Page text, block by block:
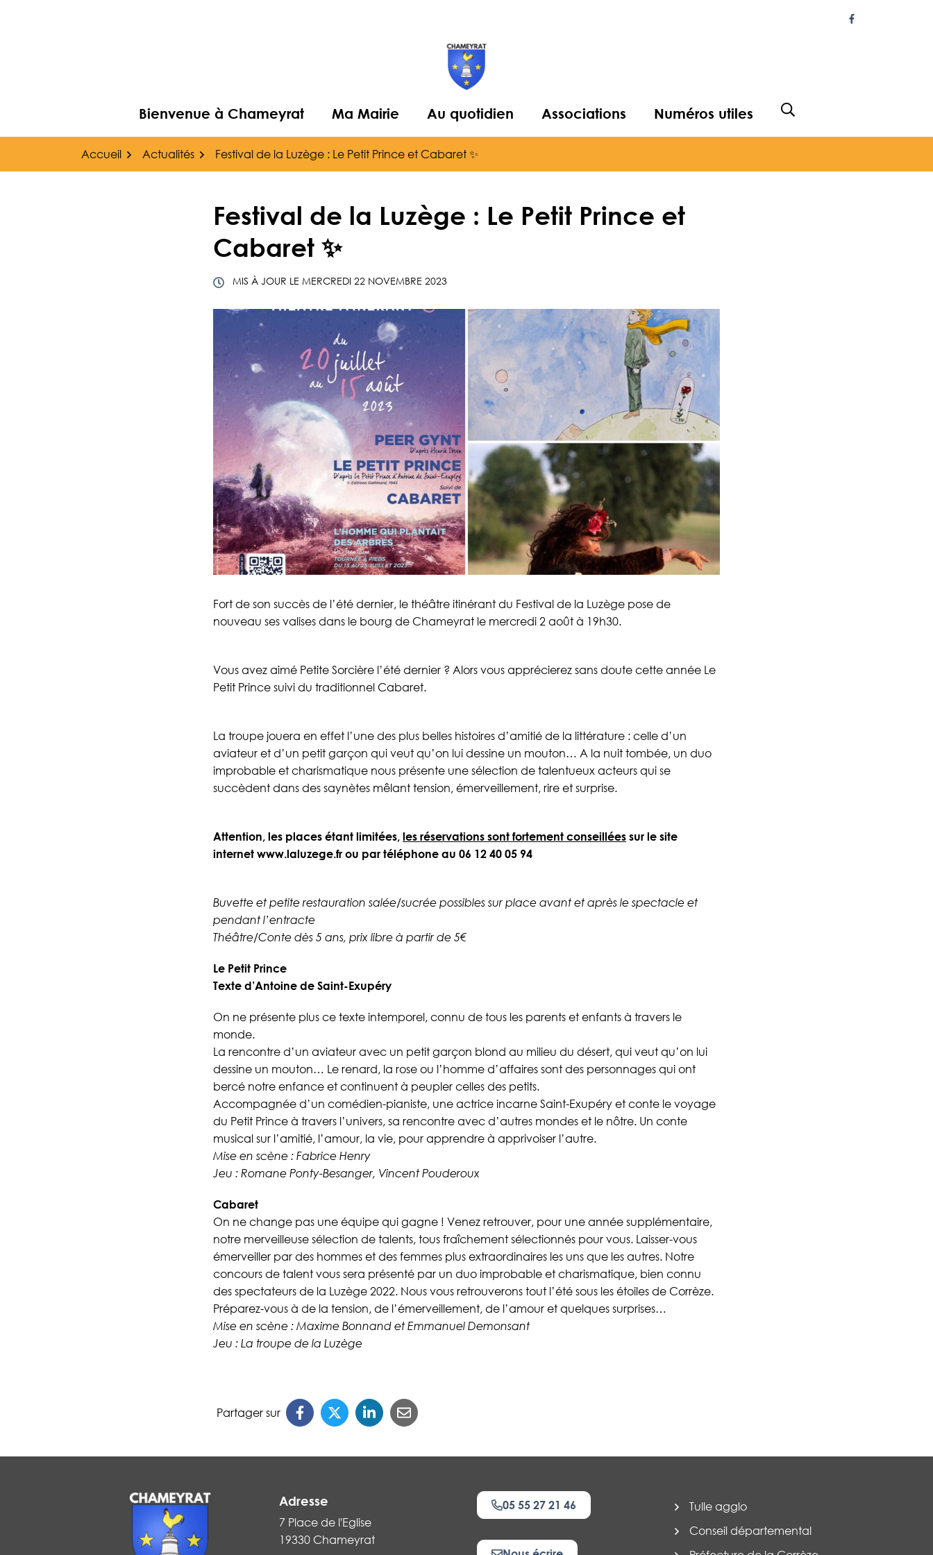
Lien vers le
Bienvenue à Chameyrat Ma Mairie Au quotidien Associations Numéros utiles Afficher la recherche
Accueil Actualités Festival de la Luzège : Le Petit Prince et Cabaret ✨
Festival de la Luzège : Le Petit Prince et
Cabaret ✨
MIS À JOUR LE MERCREDI 22 NOVEMBRE 2023
Fort de son succès de l’été dernier, le théâtre itinérant du Festival de la Luzège pose de
nouveau ses valises dans le bourg de Chameyrat le mercredi 2 août à 19h30.
Vous avez aimé Petite Sorcière l’été dernier ? Alors vous apprécierez sans doute cette année Le
Petit Prince suivi du traditionnel Cabaret.
La troupe jouera en effet l’une des plus belles histoires d’amitié de la littérature : celle d’un
aviateur et d’un petit garçon qui veut qu’on lui dessine un mouton… A la nuit tombée, un duo
improbable et charismatique nous présente une sélection de talentueux acteurs qui se
succèdent dans des saynètes mêlant tension, émerveillement, rire et surprise.
Attention, les places étant limitées, les réservations sont fortement conseillées sur le site
internet www.laluzege.fr ou par téléphone au 06 12 40 05 94
Buvette et petite restauration salée/sucrée possibles sur place avant et après le spectacle et
pendant l’entracte
Théâtre/Conte dès 5 ans, prix libre à partir de 5€
Le Petit Prince
Texte d’Antoine de Saint-Exupéry
On ne présente plus ce texte intemporel, connu de tous les parents et enfants à travers le
monde.
La rencontre d’un aviateur avec un petit garçon blond au milieu du désert, qui veut qu’on lui
dessine un mouton… Le renard, la rose ou l’homme d’affaires sont des personnages qui ont
bercé notre enfance et continuent à peupler celles des petits.
Accompagnée d’un comédien-pianiste, une actrice incarne Saint-Exupéry et conte le voyage
du Petit Prince à travers l’univers, sa rencontre avec d’autres mondes et le nôtre. Un conte
musical sur l’amitié, l’amour, la vie, pour apprendre à apprivoiser l’autre.
Mise en scène : Fabrice Henry
Jeu : Romane Ponty-Besanger, Vincent Pouderoux
Cabaret
On ne change pas une équipe qui gagne ! Venez retrouver, pour une année supplémentaire,
notre merveilleuse sélection de talents, tous fraîchement sélectionnés pour vous. Laisser-vous
émerveiller par des hommes et des femmes plus extraordinaires les uns que les autres. Notre
concours de talent vous sera présenté par un duo improbable et charismatique, bien connu
des spectateurs de la Luzège 2022. Nous vous retrouverons tout l’été sous les étoiles de Corrèze.
Préparez-vous à de la tension, de l’émerveillement, de l’amour et quelques surprises…
Mise en scène : Maxime Bonnand et Emmanuel Demonsant
Jeu : La troupe de la Luzège
Partager sur
Adresse
7 Place de l'Eglise
19330 Chameyrat
05 55 27 21 46
Tulle agglo
Conseil départemental